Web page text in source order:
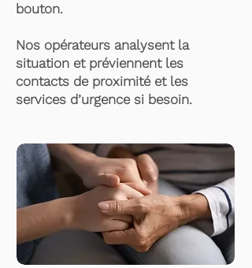
bouton.
Nos opérateurs analysent la
situation et préviennent les
contacts de proximité et les
services d’urgence si besoin.